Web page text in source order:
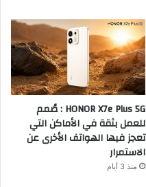
HONOR X7e Plus 5G : صُمم
للعمل بثقة في الأماكن التي
تعجز فيها الهواتف الأخرى عن
الاستمرار
منذ 3 أيام